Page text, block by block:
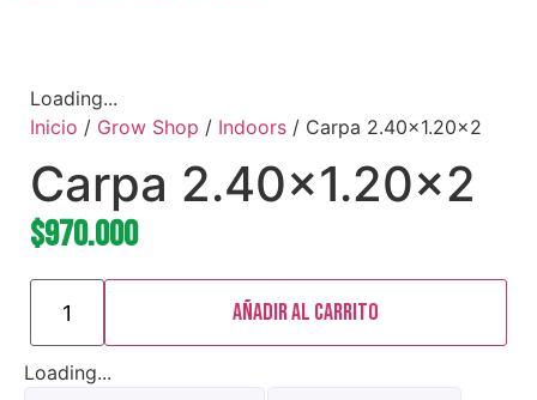
Loading...
Inicio / Grow Shop / Indoors / Carpa 2.40×1.20×2
Carpa 2.40×1.20×2
$970.000
Añadir al carrito
Loading...